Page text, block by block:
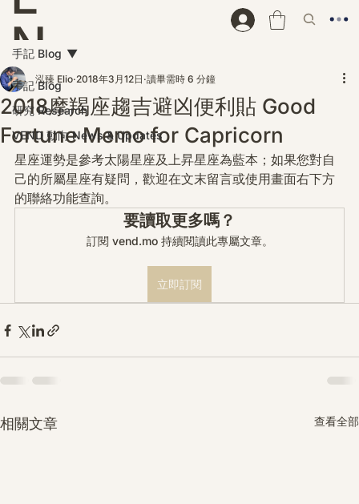
N
D
手記 Blog
研究 Research
VEND 動向 News & Updates
手記 Blog
2018摩羯座趨吉避凶便利貼 Good
Fortune Memo for Capricorn
泓臻 Elio 2018年3月12日 讀畢需時 6 分鐘
星座運勢是參考太陽星座及上昇星座為藍本；如果您對自
己的所屬星座有疑問，歡迎在文末留言或使用畫面右下方
的聯絡功能查詢。
要讀取更多嗎？
訂閱 vend.mo 持續閱讀此專屬文章。
立即訂閱
相關文章 查看全部